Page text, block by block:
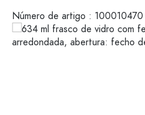
Número de artigo : 100010470